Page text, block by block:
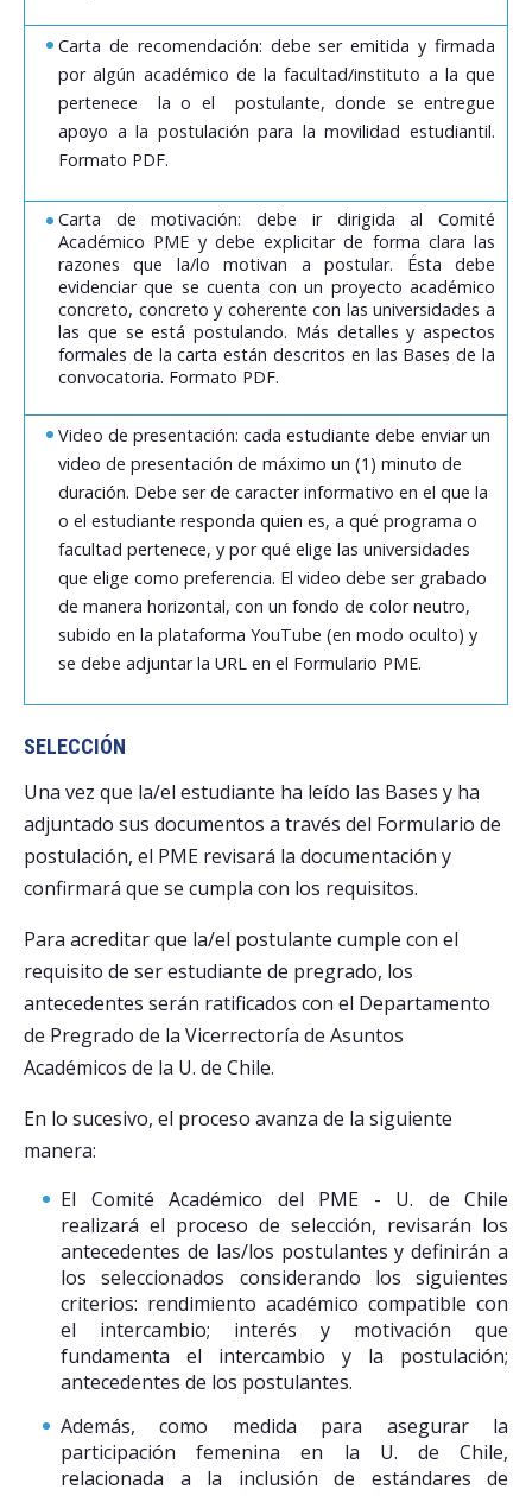
Carta de recomendación: debe ser emitida y firmada
por algún académico de la facultad/instituto a la que
pertenece la o el postulante, donde se entregue
apoyo a la postulación para la movilidad estudiantil.
Formato PDF.
Carta de motivación: debe ir dirigida al Comité
Académico PME y debe explicitar de forma clara las
razones que la/lo motivan a postular. Ésta debe
evidenciar que se cuenta con un proyecto académico
concreto, concreto y coherente con las universidades a
las que se está postulando. Más detalles y aspectos
formales de la carta están descritos en las Bases de la
convocatoria. Formato PDF.
Video de presentación: cada estudiante debe enviar un
video de presentación de máximo un (1) minuto de
duración. Debe ser de caracter informativo en el que la
o el estudiante responda quien es, a qué programa o
facultad pertenece, y por qué elige las universidades
que elige como preferencia. El video debe ser grabado
de manera horizontal, con un fondo de color neutro,
subido en la plataforma YouTube (en modo oculto) y
se debe adjuntar la URL en el Formulario PME.
SELECCIÓN
Una vez que la/el estudiante ha leído las Bases y ha
adjuntado sus documentos a través del Formulario de
postulación, el PME revisará la documentación y
confirmará que se cumpla con los requisitos.
Para acreditar que la/el postulante cumple con el
requisito de ser estudiante de pregrado, los
antecedentes serán ratificados con el Departamento
de Pregrado de la Vicerrectoría de Asuntos
Académicos de la U. de Chile.
En lo sucesivo, el proceso avanza de la siguiente
manera:
El Comité Académico del PME - U. de Chile
realizará el proceso de selección, revisarán los
antecedentes de las/los postulantes y definirán a
los seleccionados considerando los siguientes
criterios: rendimiento académico compatible con
el intercambio; interés y motivación que
fundamenta el intercambio y la postulación;
antecedentes de los postulantes.
Además, como medida para asegurar la
participación femenina en la U. de Chile,
relacionada a la inclusión de estándares de